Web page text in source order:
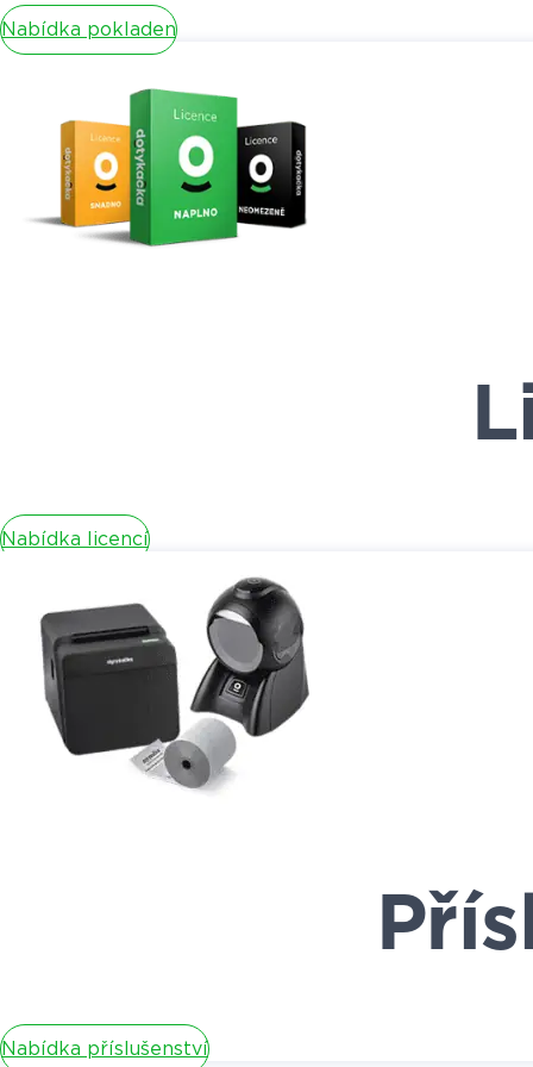
Nabídka pokladen
Nabídka licencí
Nabídka příslušenství